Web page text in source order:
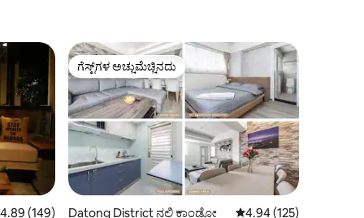
4.89 ಸರಾಸರಿ ರೇಟಿಂಗ್, 149 ವಿಮರ್ಶೆಗಳು
4.89 (149)
ಗೆಸ್ಟ್‌ಗಳ ಅಚ್ಚುಮೆಚ್ಚಿನದು
ಗೆಸ್ಟ್‌ಗಳ ಅಚ್ಚುಮೆಚ್ಚಿನದು
Datong District ನಲ್ಲಿ ಕಾಂಡೋ 5 ರಲ್ಲಿ 4.94 ಸರಾಸರಿ
4.94 (125)